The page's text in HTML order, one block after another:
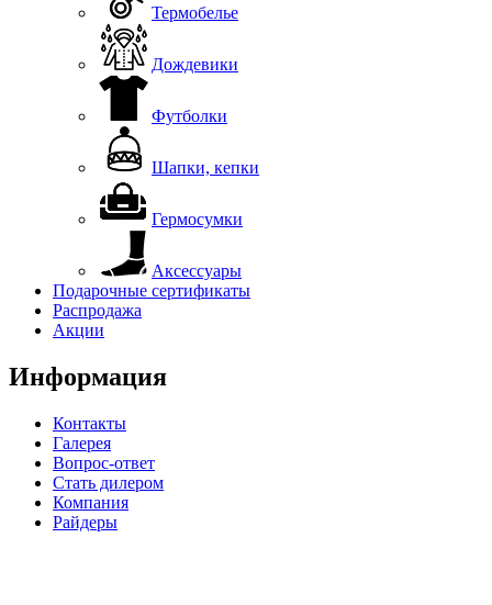
Термобелье
Дождевики
Футболки
Шапки, кепки
Гермосумки
Аксессуары
Подарочные сертификаты
Распродажа
Акции
Информация
Контакты
Галерея
Вопрос-ответ
Стать дилером
Компания
Райдеры